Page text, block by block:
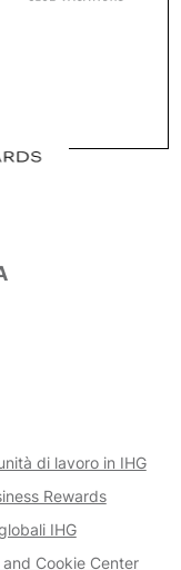
di lavoro in IHG
Rewards
IHG
Cookie Center